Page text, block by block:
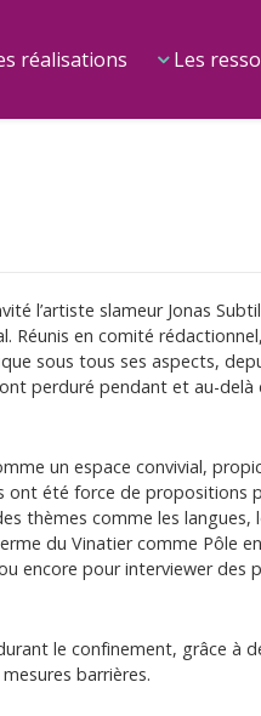
réalisations Les
l’artiste slameur Jonas
Réunis en comité
sous tous ses aspects,
perduré pendant et au-
un espace convivial,
été force de propositions
thèmes comme les
du Vinatier comme Pôle
encore pour interviewer
le confinement, grâce à
barrières.